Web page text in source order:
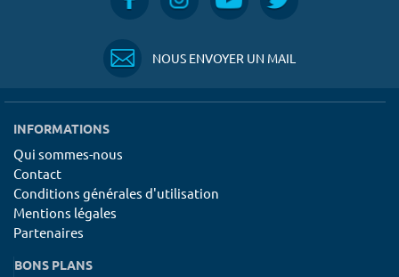
NOUS ENVOYER UN MAIL
INFORMATIONS
Qui sommes-nous
Contact
Conditions générales d'utilisation
Mentions légales
Partenaires
BONS PLANS